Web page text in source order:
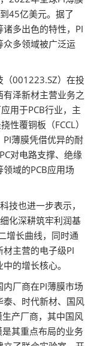
45亿美元。据了
多出色的特性，PI
众多领域被广泛运
001223.SZ）在投
泽新材主营业务之
用于PCB行业，主
性覆铜板（FCCL）
薄膜凭借优异的耐
对电路支撑、绝缘
域的PCB应用场
技也进一步表示，
化深耕筑牢利润基
增长曲线，同时通
主营的电子级PI
的增长核心。
厂商在PI薄膜市场
、时代新材、国风
产厂商，其中国风
其重点布局的业务